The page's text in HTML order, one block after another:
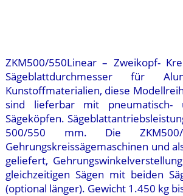
ZKM500/550Linear – Zweikopf-
Sägeblattdurchmesser für
Kunstoffmaterialien, diese
sind lieferbar mit pneumatisch-
Sägeköpfen.
500/550 mm. Die
Gehrungskreissägemaschinen und
geliefert,
gleichzeitigen Sägen mit beiden
(optional länger). Gewicht 1.450 kg